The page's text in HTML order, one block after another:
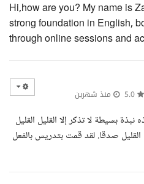
Hi,how are you? My name is
strong foundation in English,
through online sessions and
منذ شهرين
بسيطة لا تذكر إلا القليل القليل
صدقا. لقد قمت بتدريس بالفعل